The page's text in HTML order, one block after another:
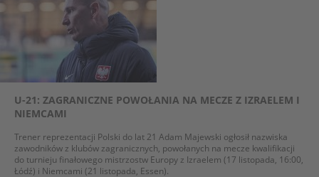
U-21: ZAGRANICZNE POWOŁANIA NA MECZE Z IZRAELEM I
NIEMCAMI
Trener reprezentacji Polski do lat 21 Adam Majewski ogłosił nazwiska
zawodników z klubów zagranicznych, powołanych na mecze kwalifikacji
do turnieju finałowego mistrzostw Europy z Izraelem (17 listopada, 16:00,
Łódź) i Niemcami (21 listopada, Essen).